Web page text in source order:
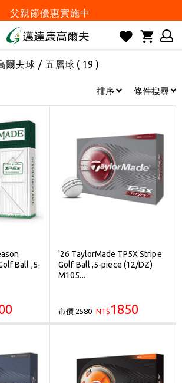
父親節優惠實施中
邁達康盃 開始受理報名
! 勿信來路不明連結及優惠
公益店Friends Screen模擬器
卡滿 $6000 分 3 期 0 利率
Point 會員回饋積點
消費滿 $2000 享免運
Happy Father's Day
父親節優惠實施中
邁達康盃 開始受理報名
門市免費試打日程 已公佈!
公益店Friends Screen模擬器
卡滿 $6000 分 3 期 0 利率
消費滿 $2000 享免運
爾夫球 / 五層球 ( 19 )
排序 條件搜尋
Ball ,5-
'26 TaylorMade TP5X Stripe
Golf Ball ,5-piece (12/DZ)
M105...
市價 2580 NT$ 1850